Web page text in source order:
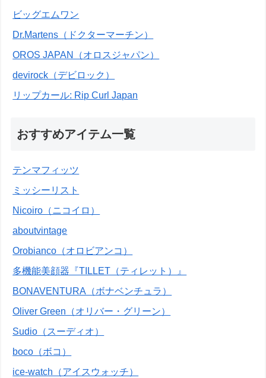
ビッグエムワン
Dr.Martens（ドクターマーチン）
OROS JAPAN（オロスジャパン）
devirock（デビロック）
リップカール: Rip Curl Japan
おすすめアイテム一覧
テンマフィッツ
ミッシーリスト
Nicoiro（ニコイロ）
aboutvintage
Orobianco（オロビアンコ）
多機能美顔器『TILLET（ティレット）』
BONAVENTURA（ボナベンチュラ）
Oliver Green（オリバー・グリーン）
Sudio（スーディオ）
boco（ボコ）
ice-watch（アイスウォッチ）